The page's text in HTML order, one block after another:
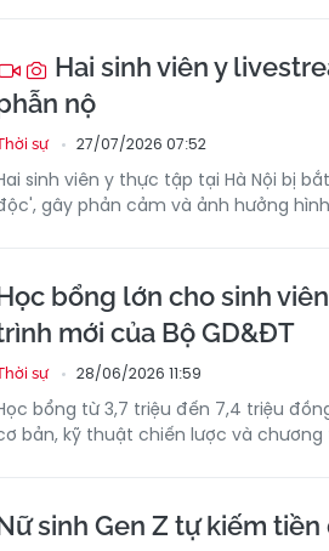
Hai sinh viên y
nộ
sự 27/07/2026 07:52
sinh viên y thực tập tại Hà Nội bị
gây phản cảm và ảnh hưởng
bổng lớn cho sinh
mới của Bộ GD&ĐT
sự 28/06/2026 11:59
bổng từ 3,7 triệu đến 7,4 triệu
bản, kỹ thuật chiến lược và
sinh Gen Z tự kiếm